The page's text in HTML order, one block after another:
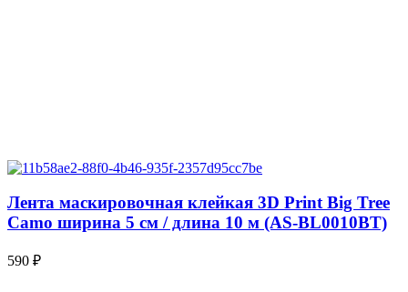
Лента маскировочная клейкая 3D Print Big Tree
Camo ширина 5 см / длина 10 м (AS-BL0010BT)
590 ₽